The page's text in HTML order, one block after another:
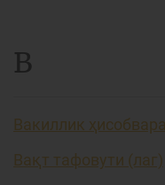
В
Вакиллик
Вақт тафовути (лаг)